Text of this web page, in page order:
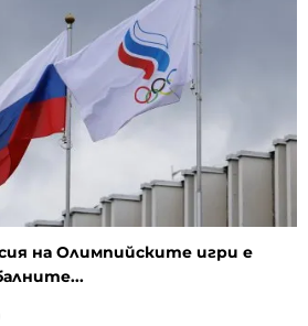
на Олимпийските игри е